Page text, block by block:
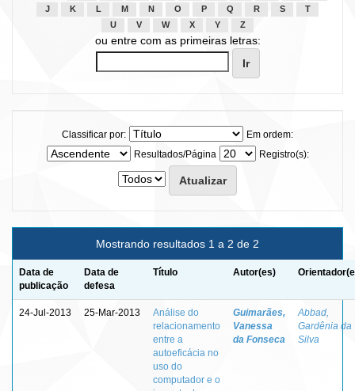
J
K L M N O P Q R S
T
U
V W X Y Z
ou entre com as primeiras letras:
Classificar por:
Em ordem:
Resultados/Página
Registro(s):
Mostrando resultados 1 a 2 de 2
Data de
publicação
Data de
defesa
Título Autor(es)
24-Jul-2013 25-Mar-2013
Análise do
relacionamento
entre a
autoeficácia no
uso do
computador e o
Guimarães,
Vanessa
da Fonseca
Abbad,
Gardênia da
Silva